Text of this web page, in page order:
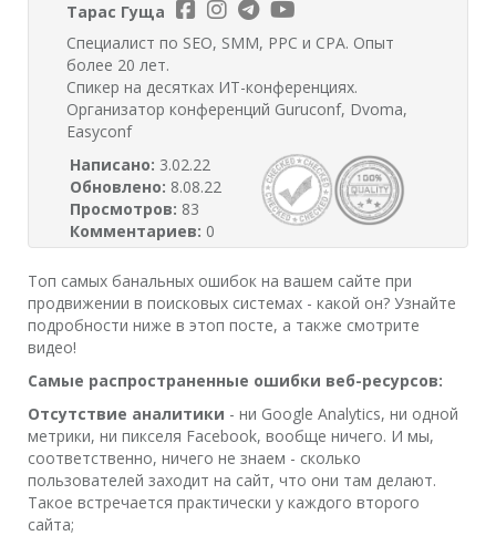
Тарас Гуща
Специалист по SEO, SMM, PPC и CPA. Опыт
более 20 лет.
Спикер на десятках ИТ-конференциях.
Организатор конференций Guruconf, Dvoma,
Easyconf
Написано: 3.02.22
Обновлено: 8.08.22
Просмотров: 83
Комментариев: 0
Топ самых банальных ошибок на вашем сайте при
продвижении в поисковых системах - какой он? Узнайте
подробности ниже в этоп посте, а также смотрите
видео!
Самые распространенные ошибки веб-ресурсов:
Отсутствие аналитики - ни Google Analytics, ни одной
метрики, ни пикселя Facebook, вообще ничего. И мы,
соответственно, ничего не знаем - сколько
пользователей заходит на сайт, что они там делают.
Такое встречается практически у каждого второго
сайта;